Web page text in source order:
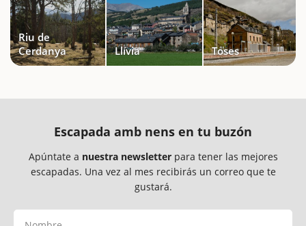
Riu de
Cerdanya
Llívia Toses
Escapada amb nens en tu buzón
Apúntate a nuestra newsletterpara tener las mejores
escapadas. Una vez al mes recibirás un correo que te
gustará.